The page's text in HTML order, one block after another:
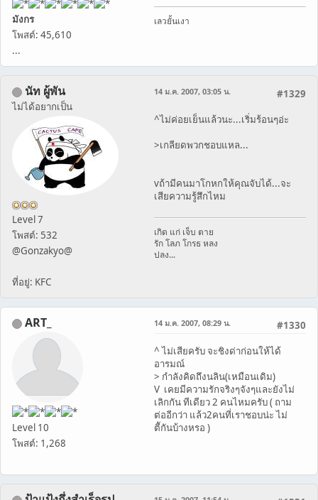
มังกร
โพสต์: 45,610
...
เลวยั้นเงา
นัท ผู้พัน
ไม่ได้อยากเป็น
Level 7
โพสต์: 532
@Gonzakyo@
ที่อยู่: KFC
#1329
14 ม.ค. 2007, 03:05 น.
^ไม่ค่อยเย็นแล้วนะ...เริ่มร้อนๆอ่ะ
>เกลียดพวกชอบแหล...
vถ้ามีคนมาโกหกให้คุณจับได้...จะ
เสียความรู้สึกไหม
เกิด แก่ เจ็บ ตาย
รัก โลภ โกรธ หลง
ปลง...
ART_
Level 10
โพสต์: 1,268
#1330
14 ม.ค. 2007, 08:29 น.
^ ไม่เสียครับ จะชิงด่าก่อนให้ได้
อารมณ์
> กำลังคิดถึงนลิน(เหมือนเดิม)
V เคยมีความรักจริงๆจังๆและยังไม่
เลิกกัน ทีเดียว 2 คนไหมครับ ( ถาม
ต่ออีกว่า แล้ว2คนที่เราชอบน่ะ ไม่
ตีักันบ้างหรอ )